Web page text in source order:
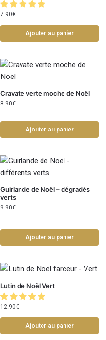
7.90€
Ajouter au panier
Cravate verte moche de Noël
8.90€
Ajouter au panier
Guirlande de Noël – dégradés
verts
9.90€
Ajouter au panier
Lutin de Noël Vert
12.90€
Ajouter au panier